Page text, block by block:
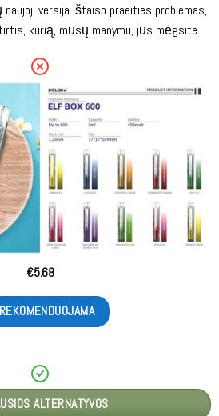
versija ištaiso praeities problemas,
kurią, mūsų manymu, jūs mėgsite.
€5.68
ALTERNATYVOS